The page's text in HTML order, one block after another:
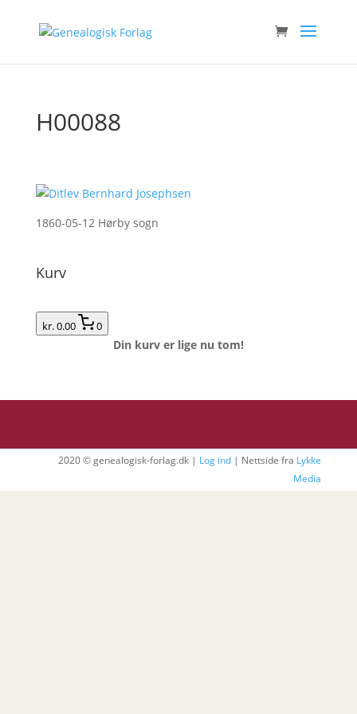
H00088
1860-05-12 Hørby sogn
Kurv
kr. 0.00 0
Din kurv er lige nu tom!
2020 © genealogisk-forlag.dk | Log ind | Nettside fra Lykke
Media